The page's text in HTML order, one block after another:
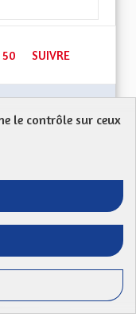
50 50 ABONNÉS
SUIVRE
proposition
Culture, l'Education et
de l'Alsace
le contrôle sur ceux